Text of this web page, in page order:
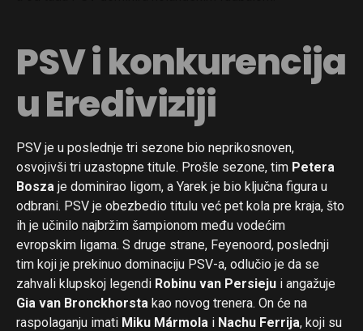
PSV i konkurencija
u Erediviziji
PSV je u poslednje tri sezone bio neprikosnoven,
osvojivši tri uzastopne titule. Prošle sezone, tim Petera
Bosza je dominirao ligom, a Yarek je bio ključna figura u
odbrani. PSV je obezbedio titulu već pet kola pre kraja, što
ih je učinilo najbržim šampionom među vodećim
evropskim ligama. S druge strane, Feyenoord, poslednji
tim koji je prekinuo dominaciju PSV-a, odlučio je da se
zahvali klupskoj legendi Robinu van Persieju i angažuje
Gia van Bronckhorsta kao novog trenera. On će na
raspolaganju imati Miku Mármola i Nachu Ferrija, koji su